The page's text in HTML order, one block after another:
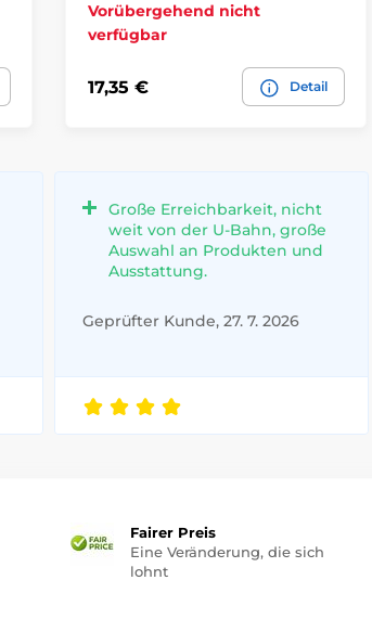
Vorübergehend nicht
verfügbar
17,35 € Detail
Große Erreichbarkeit, nicht
weit von der U-Bahn, große
Auswahl an Produkten und
Ausstattung.
Geprüfter Kunde, 27. 7. 2026
Fairer Preis
Eine Veränderung, die sich
lohnt